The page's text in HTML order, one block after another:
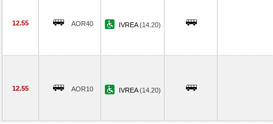
12.55 AOR40 IVREA(14.20)
12.55 AOR10 IVREA(14.20)